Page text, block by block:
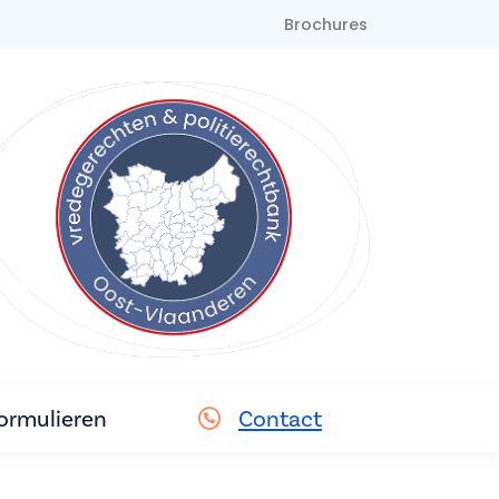
Brochures
Contact